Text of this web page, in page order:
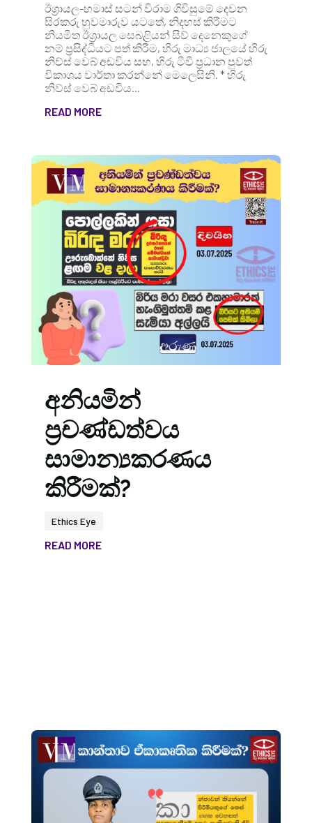
ඊශ්‍රායල-හමාස් සටන් විරාම ගිවිසුමේ දෙවන
සිරකරු හුවමාරුව යටතේ, නිදහස් කිරීමට
නියමිත ඊශ්‍රායල සෙබළියන් සිව් දෙනෙකුගේ
නම් ප්‍රසිද්ධියට පත් කිරීම, හිරු මාධ්‍ය ජාලයේ හිරු
නිව්ස් වෙබ් අඩවිය සහ, හිරු ටීවී ප්‍රධාන පුවත්
විකාශය වාර්තා කරන්නේ මෙලෙසිනි. * හිරු
නිව්ස් වෙබ් අඩවිය...
READ MORE
අනියමින්
ප්‍රචණ්ඩත්වය
සාමාන්‍යකරණය
කිරීමක්?
Ethics Eye
READ MORE